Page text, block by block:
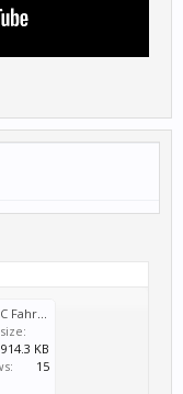
GSRC Fahrer Gesamtwertung.png
914.3 KB
15